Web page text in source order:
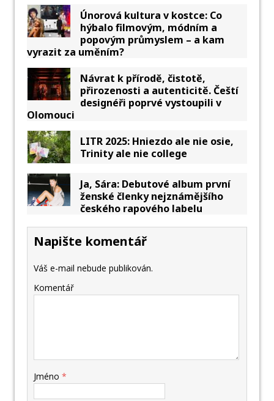
Únorová kultura v kostce: Co
hýbalo filmovým, módním a
popovým průmyslem – a kam
vyrazit za uměním?
Návrat k přírodě, čistotě,
přirozenosti a autenticitě. Čeští
designéři poprvé vystoupili v
Olomouci
LITR 2025: Hniezdo ale nie osie,
Trinity ale nie college
Ja, Sára: Debutové album první
ženské členky nejznámějšího
českého rapového labelu
Napište komentář
Váš e-mail nebude publikován.
Komentář
Jméno *